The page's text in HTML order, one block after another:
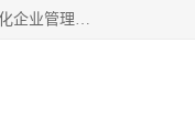
金华氟茂化工科技有限公司，位于浙江省的活力城市金华，公司集化工产品的技术研发、销售于一身，公司推行现代化企业管理理念，公司成立以来吸引了一批技术、业务、能力良好的科技人才，为多种产品的推广流通搭建良好的服务平台。我公司主要经营产品包括：PTFE微粉、FEP微粉、ECTFE、PES微粉等，这些产品由于具有、耐腐蚀、耐高温等性能而广泛应用于许多领域。